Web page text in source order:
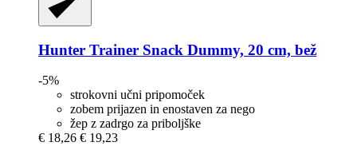
Hunter Trainer Snack Dummy, 20 cm, bež
-5%
strokovni učni pripomoček
zobem prijazen in enostaven za nego
žep z zadrgo za priboljške
€ 18,26 € 19,23